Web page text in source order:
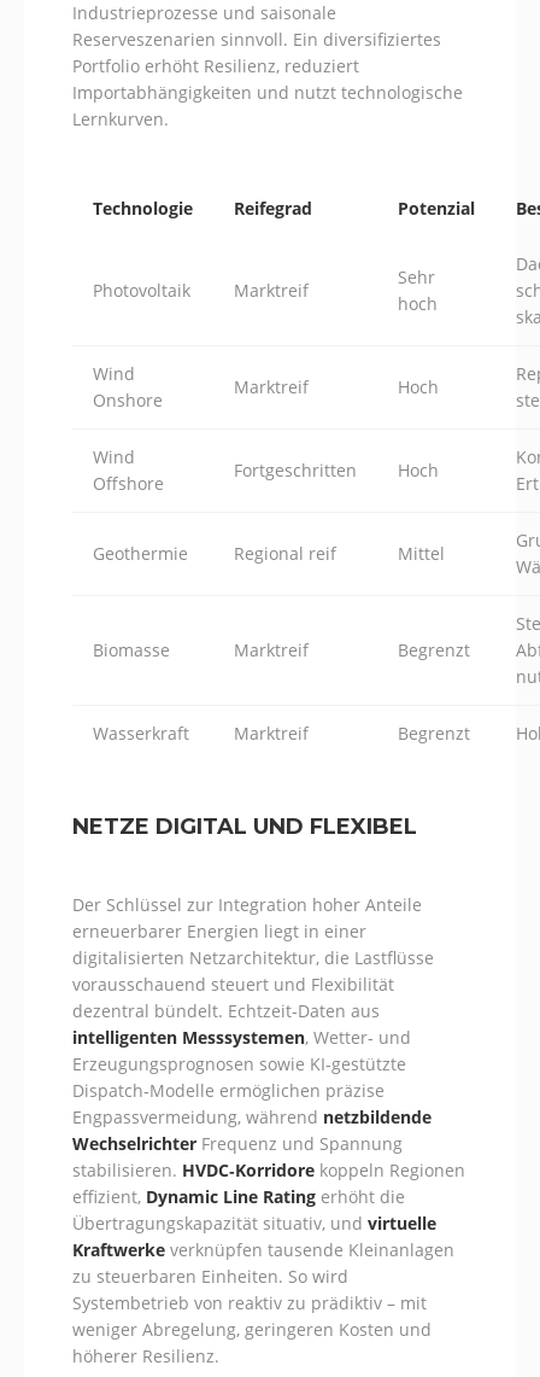
Industrieprozesse und saisonale
Reserveszenarien sinnvoll. Ein diversifiziertes
Portfolio erhöht Resilienz, reduziert
Importabhängigkeiten und nutzt technologische
Lernkurven.
Technologie Reifegrad Potenzial
Photovoltaik Marktreif
Sehr
hoch
Wind
Onshore
Marktreif Hoch
Wind
Offshore
Fortgeschritten Hoch
Geothermie Regional reif Mittel
Biomasse Marktreif Begrenzt
Wasserkraft Marktreif Begrenzt
NETZE DIGITAL UND FLEXIBEL
Der Schlüssel zur Integration hoher Anteile
erneuerbarer Energien liegt in einer
digitalisierten Netzarchitektur, die Lastflüsse
vorausschauend steuert und Flexibilität
dezentral bündelt. Echtzeit‑Daten aus
intelligenten Messsystemen, Wetter‑ und
Erzeugungsprognosen sowie KI‑gestützte
Dispatch‑Modelle ermöglichen präzise
Engpassvermeidung, während netzbildende
Wechselrichter Frequenz und Spannung
stabilisieren. HVDC‑Korridore koppeln Regionen
effizient, Dynamic Line Rating erhöht die
Übertragungskapazität situativ, und virtuelle
Kraftwerke verknüpfen tausende Kleinanlagen
zu steuerbaren Einheiten. So wird
Systembetrieb von reaktiv zu prädiktiv – mit
weniger Abregelung, geringeren Kosten und
höherer Resilienz.